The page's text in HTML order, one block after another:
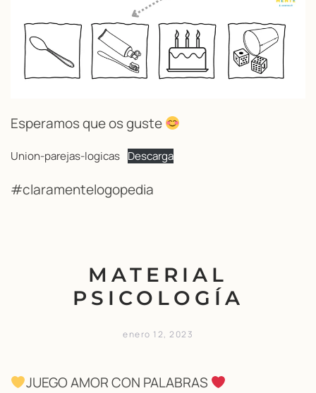
Esperamos que os guste
Union-parejas-logicas Descarga
#claramentelogopedia
MATERIAL
PSICOLOGÍA
enero 12, 2023
JUEGO AMOR CON PALABRAS